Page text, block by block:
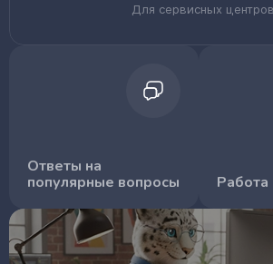
Для сервисных центров
Ответы на
популярные вопросы